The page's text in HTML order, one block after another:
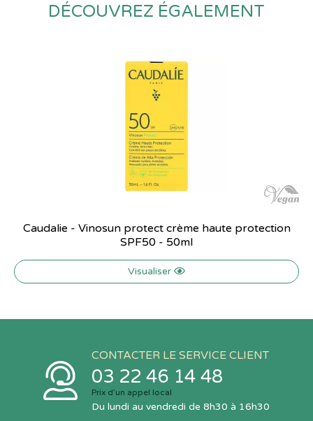
DÉCOUVREZ ÉGALEMENT
Caudalie - Vinosun protect crème haute protection
SPF50 - 50ml
Visualiser
CONTACTER LE SERVICE CLIENT
03 22 46 14 48
Prix d’un appel local
Du lundi au vendredi de 8h30 à 16h30